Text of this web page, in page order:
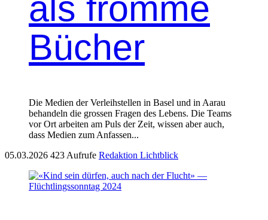
als fromme
Bücher
Die Medien der Verleihstellen in Basel und in Aarau
behandeln die grossen Fragen des Lebens. Die Teams
vor Ort arbeiten am Puls der Zeit, wissen aber auch,
dass Medien zum Anfassen...
05.03.2026 423 Aufrufe Redaktion Lichtblick